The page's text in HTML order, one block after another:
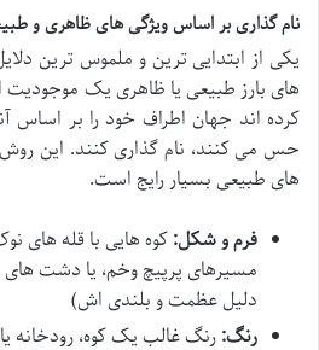
نام گذاری بر اساس ویژگی های ظاهری و
یکی از ابتدایی ترین و ملموس ترین
های بارز طبیعی یا ظاهری یک
کرده اند جهان اطراف خود را بر اساس
حس می کنند، نام گذاری کنند. این
های طبیعی بسیار رایج است.
فرم و شکل:کوه هایی با قله های
مسیرهای پرپیچ وخم، یا دشت های
دلیل عظمت و بلندی اش)
رنگ:رنگ غالب یک کوه، رودخانه